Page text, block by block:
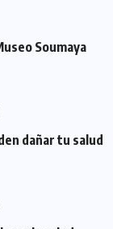
Soumaya
dañar tu salud